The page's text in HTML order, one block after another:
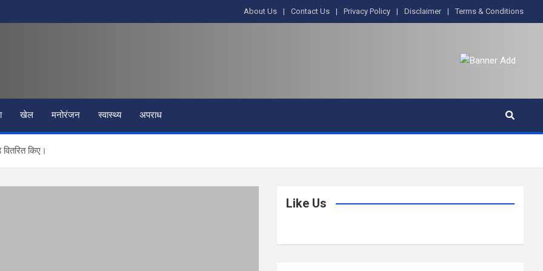
About Us Contact Us Privacy Policy Disclaimer Terms & Conditions
खेल मनोरंजन स्वास्थ्य अपराध
किए।
Like Us